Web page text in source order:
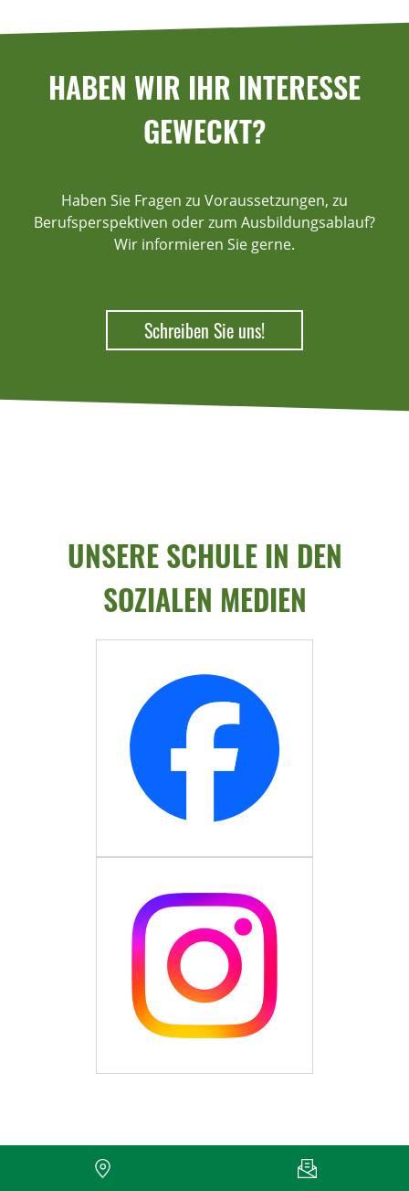
HABEN WIR IHR INTERESSE
GEWECKT?
Haben Sie Fragen zu Voraussetzungen, zu
Berufsperspektiven oder zum Ausbildungsablauf?
Wir informieren Sie gerne.
Schreiben Sie uns!
UNSERE SCHULE IN DEN
SOZIALEN MEDIEN